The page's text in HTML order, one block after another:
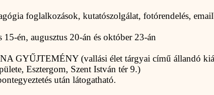
foglalkozások, kutatószolgálat, fotórendelés,
15-én, augusztus 20-án és október 23-án
GYŰJTEMÉNY (vallási élet tárgyai című állandó
Esztergom, Szent István tér 9.)
után látogatható.